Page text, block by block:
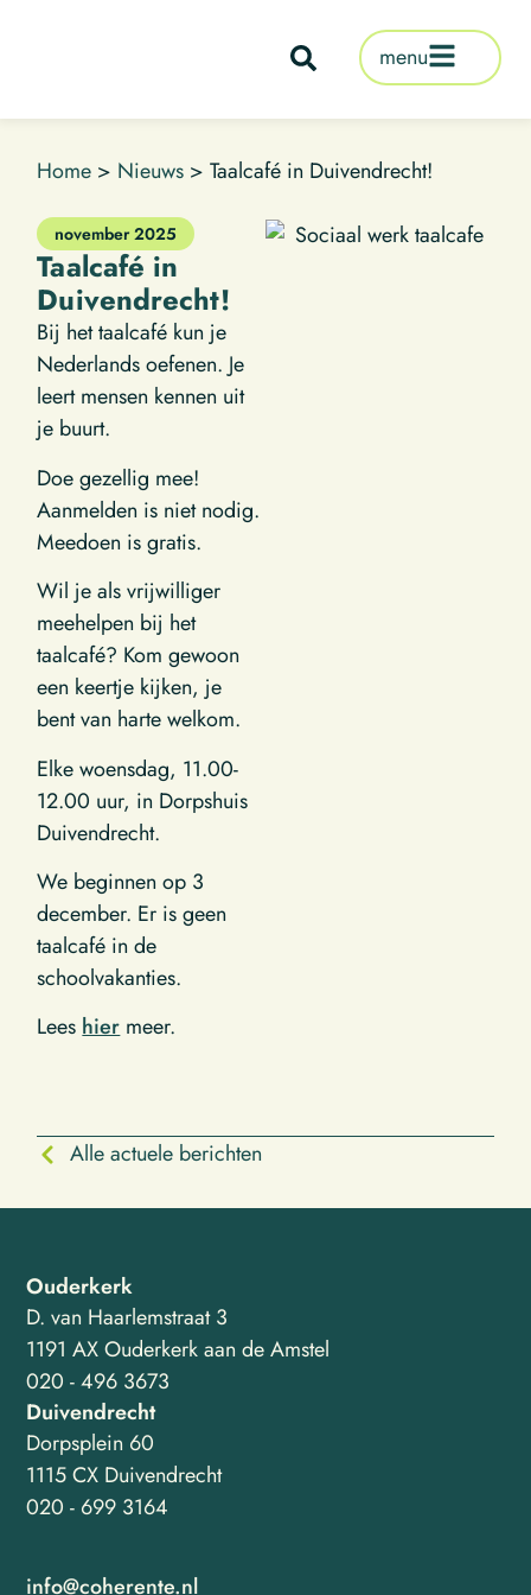
menu
Home > Nieuws >Taalcafé in Duivendrecht!
november 2025
Taalcafé in
Duivendrecht!
Bij het taalcafé kun je
Nederlands oefenen. Je
leert mensen kennen uit
je buurt.
Doe gezellig mee!
Aanmelden is niet nodig.
Meedoen is gratis.
Wil je als vrijwilliger
meehelpen bij het
taalcafé? Kom gewoon
een keertje kijken, je
bent van harte welkom.
Elke woensdag, 11.00-
12.00 uur, in Dorpshuis
Duivendrecht.
We beginnen op 3
december. Er is geen
taalcafé in de
schoolvakanties.
Leeshiermeer.
Alle actuele berichten
Ouderkerk
D. van Haarlemstraat 3
1191 AX Ouderkerk aan de Amstel
020 - 496 3673
Duivendrecht
Dorpsplein 60
1115 CX Duivendrecht
020 - 699 3164
info@coherente.nl